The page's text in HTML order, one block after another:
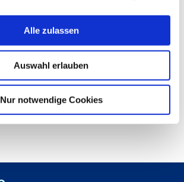
Alle zulassen
Auswahl erlauben
Nur notwendige Cookies